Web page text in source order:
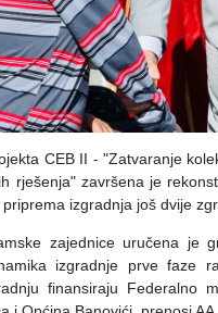
CEB II - "Zatvaranje
rješenja" završena je
izgradnja još dvije
zajednice uručena je
izgradnje prve faze
finansiraju Federalno